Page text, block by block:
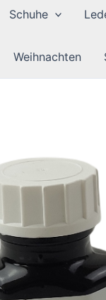
Schuhe
Weihnachten